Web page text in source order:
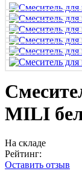
MILI
На складе
Рейтинг:
Оставить отзыв